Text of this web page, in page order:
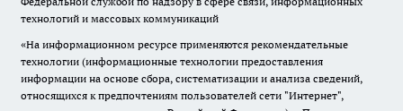
технологий и массовых коммуникаций
«На информационном ресурсе применяются рекомендательные
технологии (информационные технологии предоставления
информации на основе сбора, систематизации и анализа сведений,
относящихся к предпочтениям пользователей сети "Интернет",